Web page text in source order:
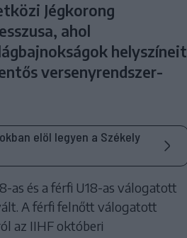
Jégkorong
ahol
helyszíneit
versenyrendszer-
elöl legyen a Székely
as és a férfi U18-as válogatott
A férfi felnőtt válogatott
az IIHF októberi